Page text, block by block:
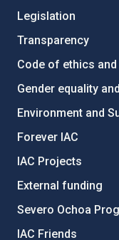
Legislation
Transparency
Code of ethics
Gender equality
Environment and
Forever IAC
IAC Projects
External funding
Severo Ochoa
IAC Friends